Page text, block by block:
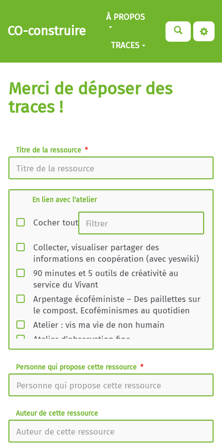
Aller au contenu principal
CO-construire
À PROPOS
TRACES
Merci de déposer des
traces !
Titre de la ressource
En lien avec l'atelier
Cocher tout
Collecter, visualiser partager des
informations en coopération (avec yeswiki)
90 minutes et 5 outils de créativité au
service du Vivant
Arpentage écoféministe – Des paillettes sur
le compost. Ecoféminismes au quotidien
Atelier : vis ma vie de non humain
Atelier d'observation fine
expérience
Cartographier son écosystème : humains et
vivants en réseau
vivant par les constellations systémiques ?
Comment intégrer la robustesse (et du
Personne qui propose cette ressource
Auteur de cette ressource